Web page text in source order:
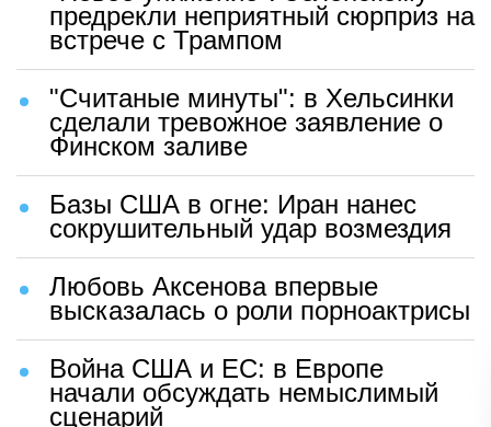
предрекли неприятный сюрприз на
встрече с Трампом
"Считаные минуты": в Хельсинки
сделали тревожное заявление о
Финском заливе
Базы США в огне: Иран нанес
сокрушительный удар возмездия
Любовь Аксенова впервые
высказалась о роли порноактрисы
Война США и ЕС: в Европе
начали обсуждать немыслимый
сценарий